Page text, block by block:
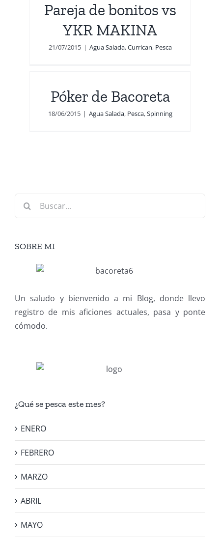
Pareja de bonitos vs
YKR MAKINA
21/07/2015 | Agua Salada,Currican, Pesca
Póker de Bacoreta
18/06/2015 | Agua Salada, Pesca,Spinning
Buscar:
SOBRE MI
Un saludo y bienvenido a mi Blog, donde llevo
registro de mis aficiones actuales, pasa y ponte
cómodo.
¿Qué se pesca este mes?
ENERO
FEBRERO
MARZO
ABRIL
MAYO